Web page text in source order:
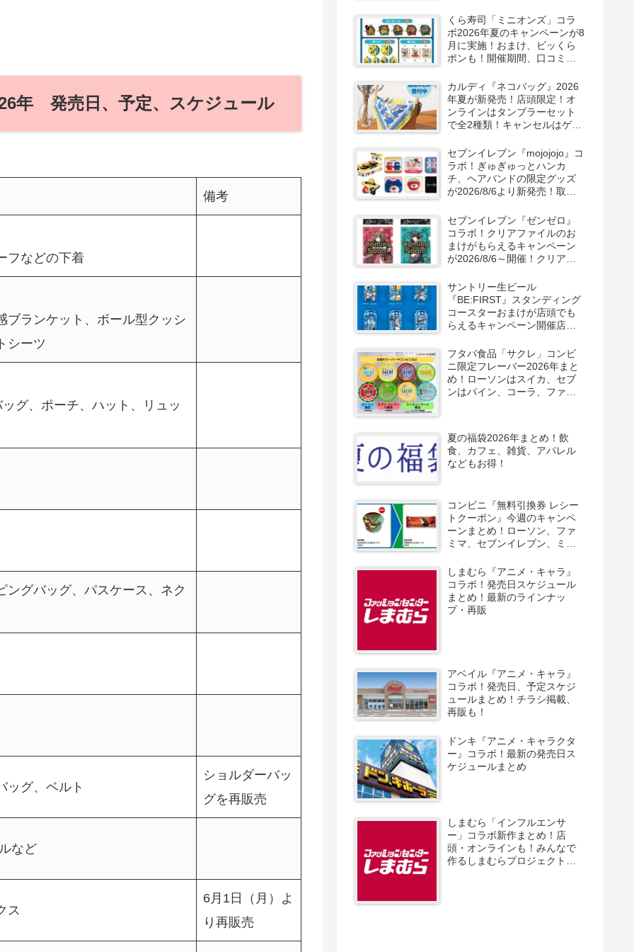
年 発売日、予定、スケジュール
備考
フなどの下着
ブランケット、ボール型クッシ
シーツ
グ、ポーチ、ハット、リュッ
ングバッグ、パスケース、ネク
ッグ、ベルト
ショルダーバッ
グを再販売
など
ス
6月1日（月）よ
り再販売
る！
くら寿司「ミニオンズ」コラ
ボ2026年夏のキャンペーンが8
月に実施！おまけ、ビッくら
ポンも！開催期間、口コミ、
カルディ『ネコバッグ』2026
年夏が新発売！店頭限定！オ
ンラインはタンブラーセット
で全2種類！キャンセルはゲリ
セブンイレブン『mojojojo』コ
ラボ！ぎゅぎゅっとハンカ
チ、ヘアバンドの限定グッズ
が2026/8/6より新発売！取扱
セブンイレブン『ゼンゼロ』
コラボ！クリアファイルのお
まけがもらえるキャンペーン
が2026/8/6～開催！クリアカ
売！
サントリー生ビール
『BE:FIRST』スタンディング
コースターおまけが店頭でも
らえるキャンペーン開催店は
定で6種類！見分け方！セブ
ン、ファミマ、ローソン、デ
イリーヤマザキ、ミニストッ
プなどで！クーラーバッグ
フタバ食品「サクレ」コンビ
ニ限定フレーバー2026年まと
め！ローソンはスイカ、セブ
ンはパイン、コーラ、ファミ
夏の福袋2026年まとめ！飲
食、カフェ、雑貨、アパレル
などもお得！
コンビニ『無料引換券 レシー
トクーポン』今週のキャンペ
ーンまとめ！ローソン、ファ
ミマ、セブンイレブン、ミニ
しまむら『アニメ・キャラ』
コラボ！発売日スケジュール
まとめ！最新のラインナッ
プ・再販
アベイル『アニメ・キャラ』
コラボ！発売日、予定スケジ
ュールまとめ！チラシ掲載、
再販も！
ドンキ『アニメ・キャラクタ
ー』コラボ！最新の発売日ス
ケジュールまとめ
しまむら「インフルエンサ
ー」コラボ新作まとめ！店
頭・オンラインも！みんなで
作るしまむらプロジェクト！